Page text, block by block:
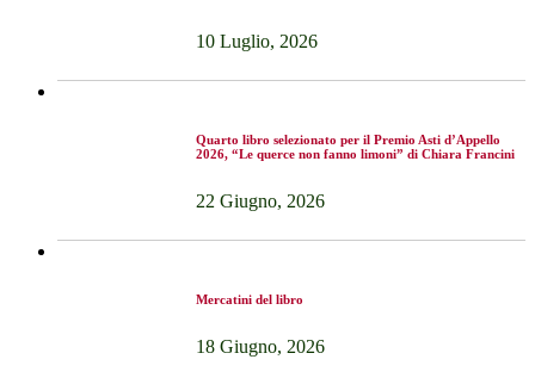
10 Luglio, 2026
Quarto libro selezionato per il Premio Asti d’Appello
2026, “Le querce non fanno limoni” di Chiara Francini
22 Giugno, 2026
Mercatini del libro
18 Giugno, 2026